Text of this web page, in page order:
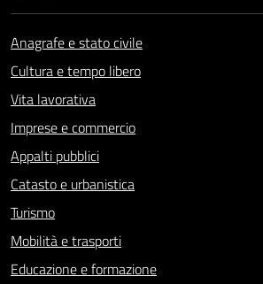
Anagrafe e stato civile
Cultura e tempo libero
Vita lavorativa
Imprese e commercio
Appalti pubblici
Catasto e urbanistica
Turismo
Mobilità e trasporti
Educazione e formazione